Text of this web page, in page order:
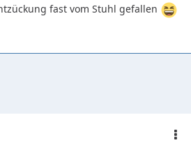
fast vom Stuhl gefallen